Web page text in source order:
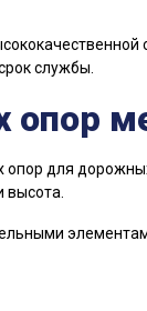
службы.
опор для
высота.